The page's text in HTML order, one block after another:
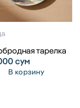
тарелка
сум
В корзину